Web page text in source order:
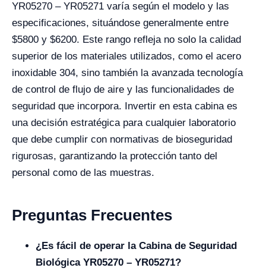
YR05270 – YR05271 varía según el modelo y las
especificaciones, situándose generalmente entre
$5800 y $6200. Este rango refleja no solo la calidad
superior de los materiales utilizados, como el acero
inoxidable 304, sino también la avanzada tecnología
de control de flujo de aire y las funcionalidades de
seguridad que incorpora. Invertir en esta cabina es
una decisión estratégica para cualquier laboratorio
que debe cumplir con normativas de bioseguridad
rigurosas, garantizando la protección tanto del
personal como de las muestras.
Preguntas Frecuentes
¿Es fácil de operar la Cabina de Seguridad
Biológica YR05270 – YR05271?